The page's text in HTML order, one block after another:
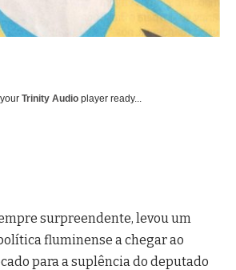
Trinity Audio player ready...
surpreendente, levou um
fluminense a chegar ao
para a suplência do deputado